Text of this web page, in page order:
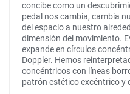
concibe como un
pedal nos cambia, cambia
del espacio a nuestro
dimensión del movimiento.
expande en círculos
Doppler. Hemos
concéntricos con líneas
patrón estético excéntrico y